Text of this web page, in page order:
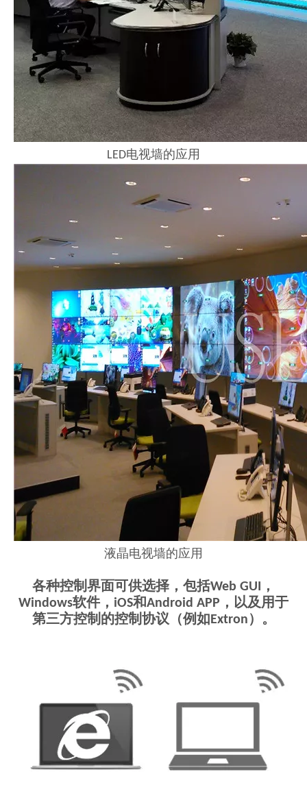
LED电视墙的应用
液晶电视墙的应用
各种控制界面可供选择，包括Web GUI，
Windows软件，iOS和Android APP，以及用于
第三方控制的控制协议（例如Extron）。